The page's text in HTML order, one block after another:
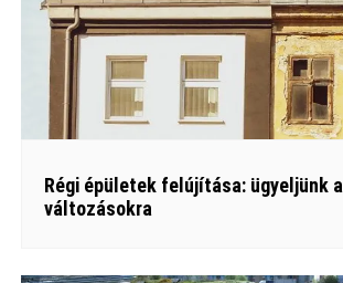
Régi épületek felújítása: ügyeljünk a
változásokra